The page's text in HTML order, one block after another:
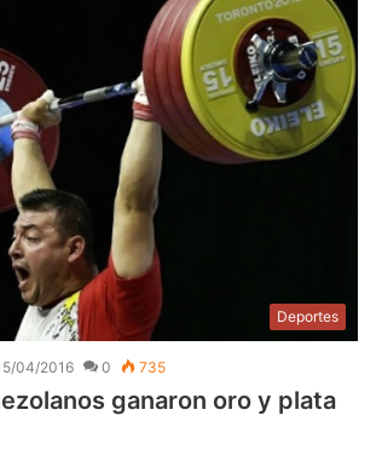
Deportes
04/2016 0 735
ganaron oro y plata